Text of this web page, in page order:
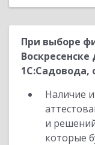
При выборе
1С:Садовода,
Наличие
и
которые